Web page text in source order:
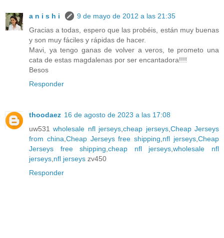
a n i s h i
9 de mayo de 2012 a las 21:35
Gracias a todas, espero que las probéis, están muy buenas
y son muy fáciles y rápidas de hacer.
Mavi, ya tengo ganas de volver a veros, te prometo una
cata de estas magdalenas por ser encantadora!!!!
Besos
Responder
thoodaez 16 de agosto de 2023 a las 17:08
uw531wholesale nfl jerseys ,cheap jerseys, Cheap Jerseys
from china Cheap Jerseys free shipping nfl jerseys ,Cheap
Jerseys free shipping ,cheap nfl jerseys ,wholesale nfl
jerseys nfl jerseys zv450
Responder